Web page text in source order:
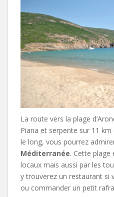
La route vers la plage
Piana et serpente sur 11
le long, vous pourrez
Méditerranée. Cette plage
locaux mais aussi par les
y trouverez un restaurant si
ou commander un petit